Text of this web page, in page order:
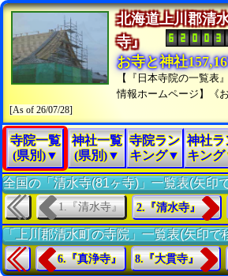
北海道上川郡清
寺』
お寺と神社
【『日本寺院の一覧表
情報ホームページ】《
[As of 26/07/28]
寺院一覧
(県別)▼
神社一覧
(県別)▼
寺院ラン
キング▼
神社ラ
キン
全国の「清水寺(81ヶ寺)」一覧表(矢印
1.『清水寺』 2.『清水寺』
「上川郡清水町の寺院」一覧表(矢印で
6.『真浄寺』 8.『大貫寺』